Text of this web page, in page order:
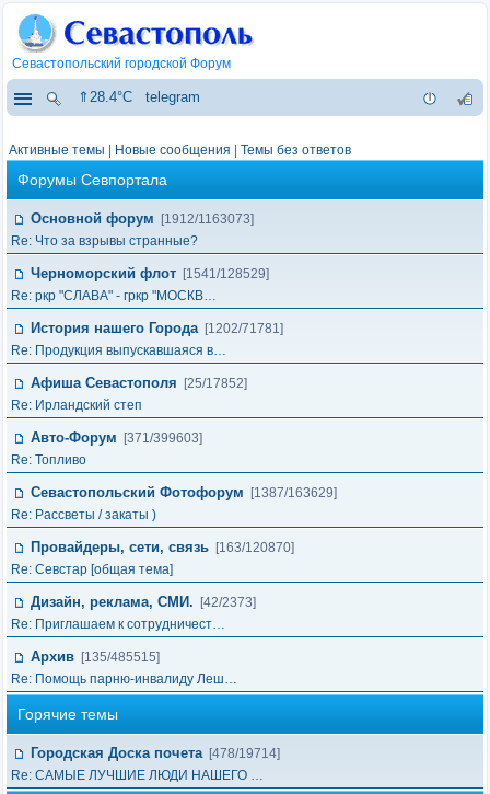
Севастопольский городской Форум
⇑28.4°C telegram
Активные темы Новые сообщения Темы без ответов
Форумы Севпортала
Основной форум
[1912/1163073]
Re: Что за взрывы странные?
Черноморский флот [1541/128529]
Re: ркр "СЛАВА" - гркр "МОСКВ…
История нашего Города [1202/71781]
Re: Продукция выпускавшаяся в…
Афиша Севастополя
[25/17852]
Re: Ирландский степ
Авто-Форум
[371/399603]
Re: Топливо
Севастопольский Фотофорум
[1387/163629]
Re: Рассветы / закаты )
Провайдеры, сети, связь [163/120870]
Re: Cевстар [общая тема]
Дизайн, реклама, СМИ.
[42/2373]
Re: Приглашаем к сотрудничест…
Архив [135/485515]
Re: Помощь парню-инвалиду Леш…
Горячие темы
Городская Доска почета [478/19714]
Re: САМЫЕ ЛУЧШИЕ ЛЮДИ НАШЕГО …